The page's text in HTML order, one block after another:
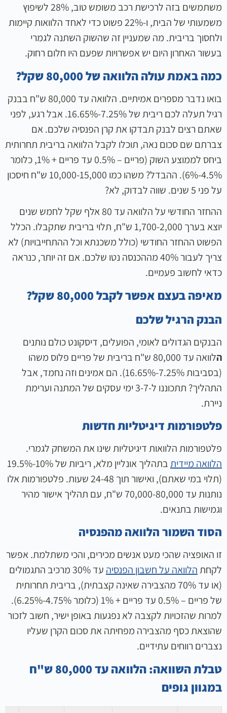
משתמשים בזה לרכישת רכב משומש טוב, 28% לשיפוץ
משמעותי של הבית, ו-22% פשוט כדי לאחד הלוואות קיימות
ולחסוך בריבית. מה שמעניין זה שהשוק השתנה לגמרי
בעשור האחרון היום יש אפשרויות שפעם היו חלום רחוק.
כמה באמת עולה הלוואה של 80,000 שקל?
בואו נדבר מספרים אמיתיים. הלוואה עד 80,000 ש"ח בבנק
רגיל תעלה לכם ריבית של 7.25%-16.65%. אבל רגע, לפני
שאתם רצים לבנק תבדקו את קרן הפנסיה שלכם. אם
צברתם שם סכום נאה, תוכלו לקבל הלוואה בריבית תחרותית
ביחס לממוצע השוק (פריים – 0.5% עד פריים + 1%, כלומר
4.5%-6%). ההבדל? משהו כמו 10,000-15,000 ש"ח חיסכון
על פני 5 שנים. שווה לבדוק, לא?
ההחזר החודשי על הלוואה עד 80 אלף שקל
לחמש שנים
יוצא בערך 1,700-2,000 ש"ח, תלוי בריבית שתקבלו. הכלל
הפשוט ההחזר החודשי (כולל משכנתא וכל ההתחייבויות) לא
צריך לעבור 40% מההכנסה נטו שלכם. אם זה יותר, כנראה
כדאי לחשוב פעמיים.
מאיפה בעצם אפשר לקבל 80,000 שקל?
הבנק הרגיל שלכם
הבנקים הגדולים לאומי, הפועלים, דיסקונט כולם נותנים
ה
לוואה עד 80,000 ש"ח בריבית של פריים פלוס משהו
(בסביבות 7.25%-16.65%). הם אמינים וזה נחמד, אבל
התהליך? תתכוננו ל-3-7 ימי עסקים של המתנה וערימת
ניירת.
פלטפורמות דיגיטליות חדשות
פלטפורמות הלוואות דיגיטליות שינו את המשחק לגמרי.
הלוואה מיידית
בתהליך אונליין מלא, ריביות של 10%-19.5%
(תלוי במי שאתם), ואישור תוך 24-48 שעות. פלטפורמות אלו
נותנות עד 70,000-80,000 ש"ח, עם תהליך אישור מהיר
וגמישות בתנאים.
הסוד השמור הלוואה מהפנסיה
זו האופציה שהכי מעט אנשים מכירים, והכי משתלמת. אפשר
לקחתהלוואה על חשבון הפנסיה
עד 30% מרכיב התגמולים
(או עד 70% מהצבירה שאינה קצבתית), בריבית תחרותית
של פריים – 0.5% עד פריים + 1% (כלומר 4.75%-6.25%).
למרות שהזכויות לקצבה לא נפגעות באופן ישיר, חשוב לזכור
שהוצאת כסף מהצבירה מפחיתה את סכום הקרן שעליו
נצברים רווחים עתידיים.
טבלת השוואה: הלוואה עד 80,000 ש"ח
במגוון גופים